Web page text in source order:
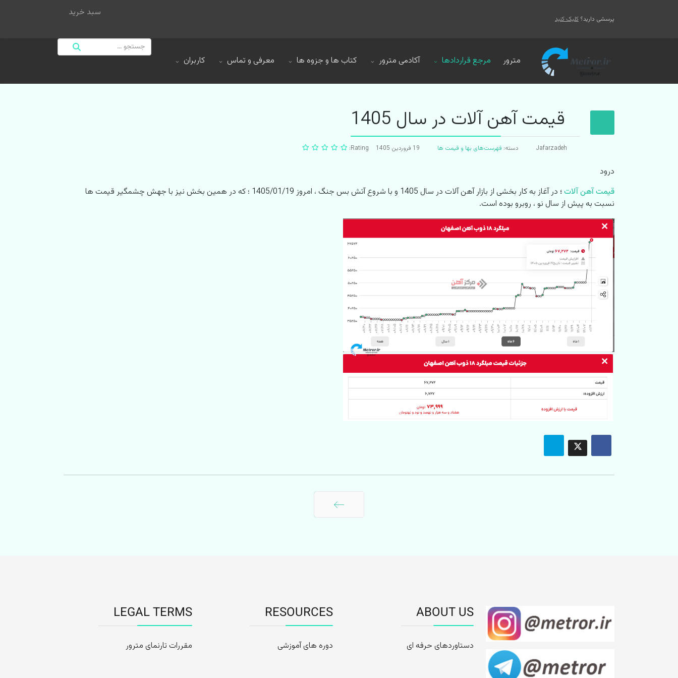
پرسشی دارید؟ کلیک کنید
سبد خرید
مترور مرجع قراردادها آکادمی مترور کتاب ها و جزوه ها معرفی و تماس کاربران
قیمت آهن آلات در سال 1405
Jafarzadeh دسته: فهرست‌های بها و قیمت ها 19 فروردين 1405 Rating:
درود
قیمت آهن آلات؛
در آغاز به کار بخشی از بازار آهن آلات در سال 1405 و با شروع آتش بس جنگ ، امروز 1405/01/19 ؛ که در همین بخش نیز با جهش چشمگیر قیمت ها
نسبت به پیش از سال نو ، روبرو بوده است.
ABOUT US
دستاوردهای حرفه ای
RESOURCES
دوره های آموزشی
LEGAL TERMS
مقررات تارنمای مترور